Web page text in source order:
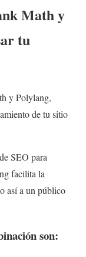
Math y
tu
y Polylang,
de tu sitio
SEO para
facilita la
así a un público
son: